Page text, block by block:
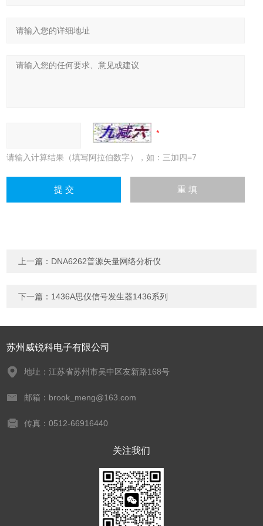
请输入计算结果（填写阿拉伯数字），如：三加四=7
上一篇： DNA6262普源矢量网络分析仪
下一篇： 1436A思仪信号发生器1436系列
苏州威锐科电子有限公司
地址：江苏省苏州市吴中区友新路168号
邮箱：brook_meng@163.com
传真：0512-66916440
关注我们